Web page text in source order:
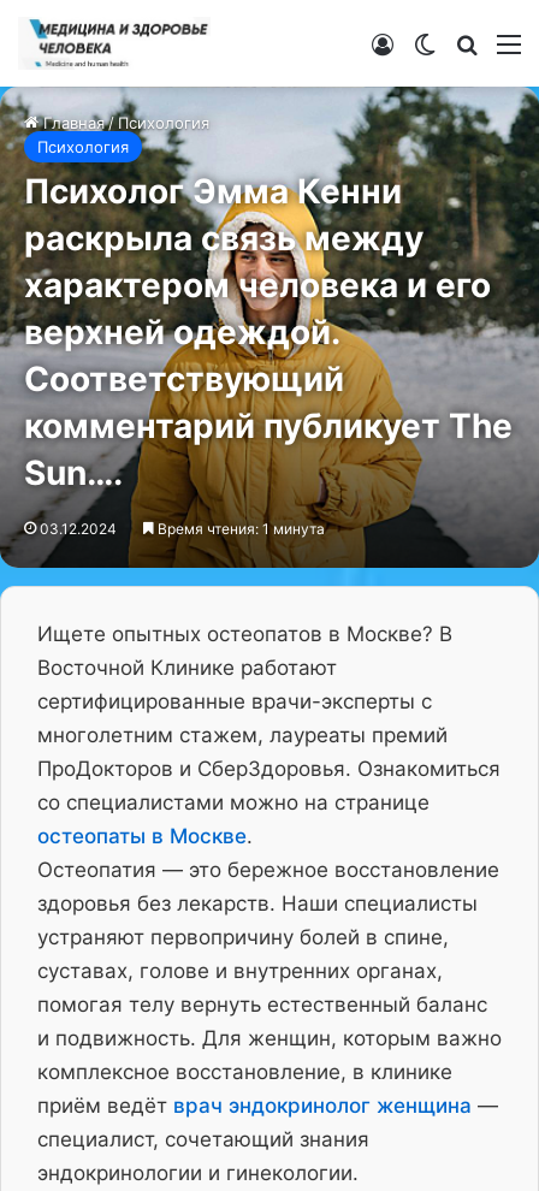
Switch skin
Войти
Главная/ Психология
Психология
Психолог Эмма Кенни
раскрыла связь между
характером человека и его
верхней одеждой.
Соответствующий
комментарий публикует The
Sun….
03.12.2024 Время чтения: 1 минута
Ищете опытных остеопатов в Москве? В
Восточной Клинике работают
сертифицированные врачи-эксперты с
многолетним стажем, лауреаты премий
ПроДокторов и СберЗдоровья. Ознакомиться
со специалистами можно на странице
остеопаты в Москве.
Остеопатия — это бережное восстановление
здоровья без лекарств. Наши специалисты
устраняют первопричину болей в спине,
суставах, голове и внутренних органах,
помогая телу вернуть естественный баланс
и подвижность. Для женщин, которым важно
комплексное восстановление, в клинике
приём ведёт врач эндокринолог женщина —
специалист, сочетающий знания
эндокринологии и гинекологии.